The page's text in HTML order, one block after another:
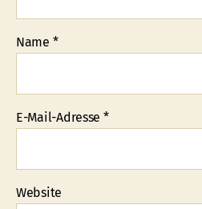
Name *
E-Mail-Adresse *
Website